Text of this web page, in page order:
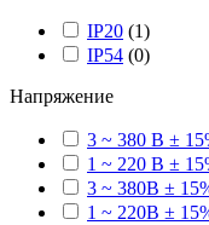
IP20 (1)
IP54 (0)
Напряжение
3 ~ 380 В ±
1 ~ 220 В ±
3 ~ 380В ±
1 ~ 220В ±